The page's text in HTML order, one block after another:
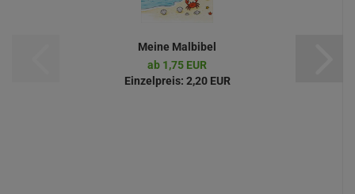
Meine Malbibel
ab 1,75 EUR
Einzelpreis: 2,20 EUR